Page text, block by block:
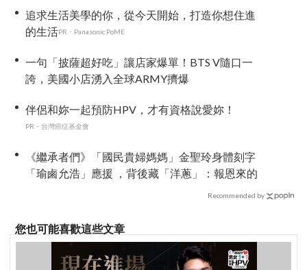
追求生活美學的你，從今天開始，打造你想住進
的生活PR・Panasonic PoME
一句「披薩超好吃」讓店家爆單！BTS V隨口一
誇，美國小店湧入全球ARMY擠爆
伴侶和妳一起預防HPV，才有資格說愛妳！
PR・台灣癌症基金會
《繼承者們》「國民貴婦媽媽」金聖玲身體刻字
「瑜鹵允浩」應援 ，背後藏「洋蔥」：報恩來的
Recommended by
您也可能喜歡這些文章